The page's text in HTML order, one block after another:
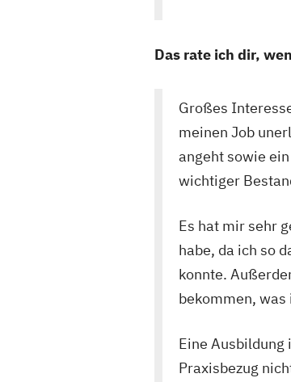
Das rate ich dir,
Großes
meinen Job
angeht sowie
wichtiger
Es hat mir sehr
habe, da ich so
konnte.
bekommen,
Eine Ausbildung
Praxisbezug